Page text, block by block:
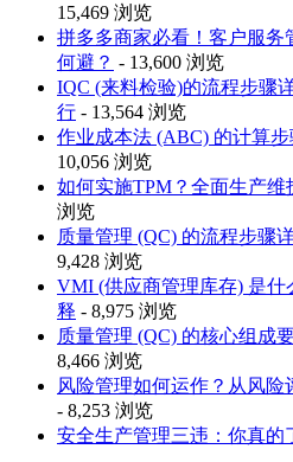
15,469 浏览
拼多多商家必看！客户服务
何避？ - 13,600 浏览
IQC (来料检验)的流程步骤
行 - 13,564 浏览
作业成本法 (ABC) 的计算
10,056 浏览
如何实施TPM？全面生产
浏览
质量管理 (QC) 的流程步骤
9,428 浏览
VMI (供应商管理库存) 是
释 - 8,975 浏览
质量管理 (QC) 的核心组成
8,466 浏览
风险管理如何运作？从风
- 8,253 浏览
安全生产管理三违：你真的